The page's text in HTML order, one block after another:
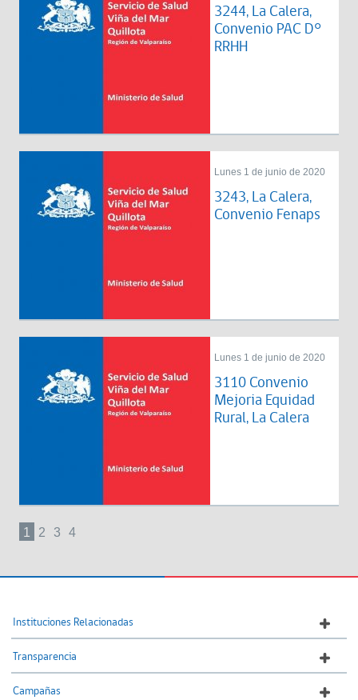
3244, La Calera,
Convenio PAC D°
RRHH
Lunes 1 de junio de 2020
3243, La Calera,
Convenio Fenaps
Lunes 1 de junio de 2020
3110 Convenio
Mejoria Equidad
Rural, La Calera
1 2 3 4
Instituciones Relacionadas
Transparencia
Campañas